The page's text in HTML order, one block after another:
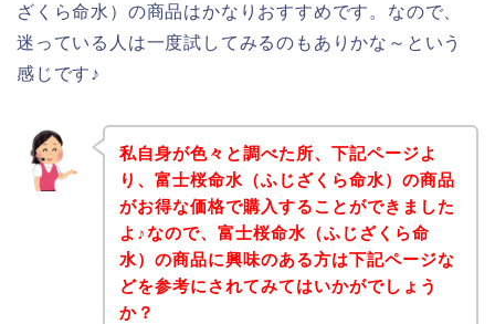
ざくら命水）の商品はかなりおすすめです。なので、
迷っている人は一度試してみるのもありかな～という
感じです♪
私自身が色々と調べた所、下記ページよ
り、富士桜命水（ふじざくら命水）の商品
がお得な価格で購入することができました
よ♪なので、富士桜命水（ふじざくら命
水）の商品に興味のある方は下記ページな
どを参考にされてみてはいかがでしょう
か？